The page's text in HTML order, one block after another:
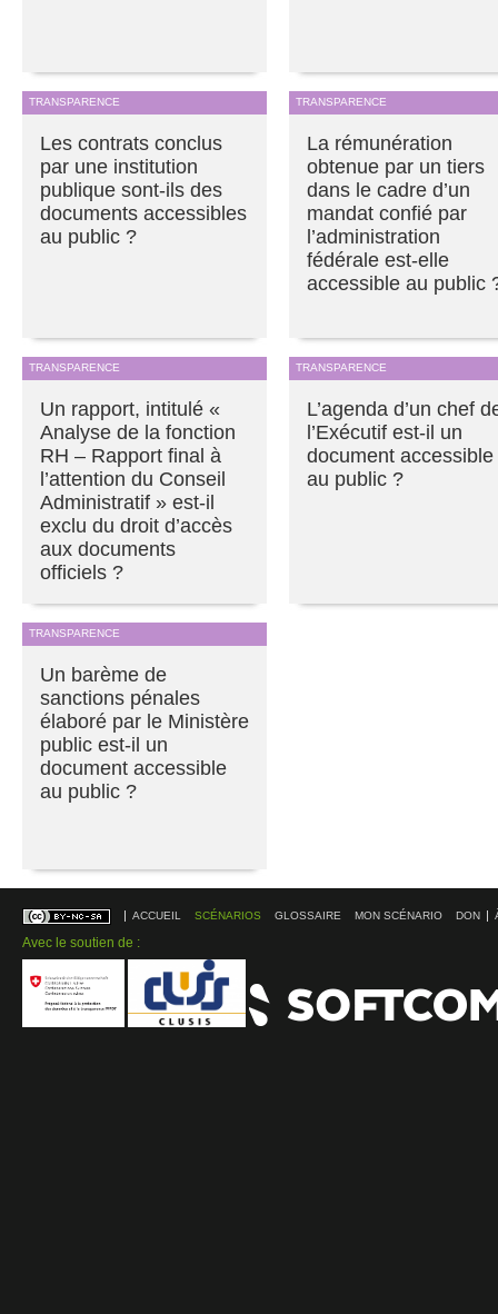
TRANSPARENCE
Les contrats conclus
par une institution
publique sont-ils des
documents accessibles
au public ?
TRANSPARENCE
La rémunération
obtenue par un tiers
dans le cadre d’un
mandat confié par
l’administration
fédérale est-elle
accessible au public
TRANSPARENCE
Un rapport, intitulé «
Analyse de la fonction
RH – Rapport final à
l’attention du Conseil
Administratif » est-il
exclu du droit d’accès
aux documents
officiels ?
TRANSPARENCE
L’agenda d’un chef
l’Exécutif est-il un
document accessible
au public ?
TRANSPARENCE
Un barème de
sanctions pénales
élaboré par le Ministère
public est-il un
document accessible
au public ?
ACCUEIL SCÉNARIOS GLOSSAIRE MON SCÉNARIO DON
Avec le soutien de :